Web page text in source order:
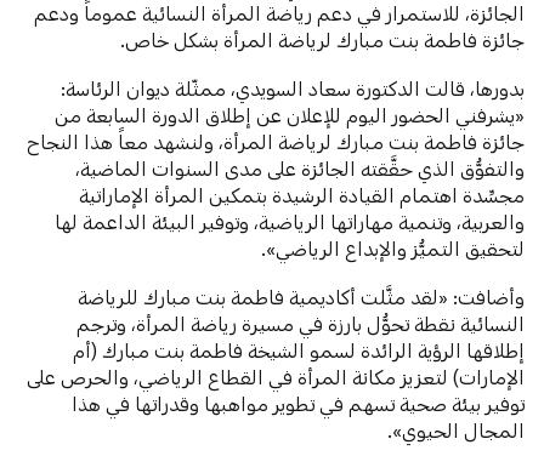
الجائزة، للاستمرار في دعم رياضة المرأة النسائية عموماً ودعم
جائزة فاطمة بنت مبارك لرياضة المرأة بشكل خاص.
بدورها، قالت الدكتورة سعاد السويدي، ممثّلة ديوان الرئاسة:
«يشرفني الحضور اليوم للإعلان عن إطلاق الدورة السابعة من
جائزة فاطمة بنت مبارك لرياضة المرأة، ولنشهد معاً هذا النجاح
والتفوُّق الذي حقَّقته الجائزة على مدى السنوات الماضية،
مجسِّدة اهتمام القيادة الرشيدة بتمكين المرأة الإماراتية
والعربية، وتنمية مهاراتها الرياضية، وتوفير البيئة الداعمة لها
لتحقيق التميُّز والإبداع الرياضي».
وأضافت: «لقد مثَّلت أكاديمية فاطمة بنت مبارك للرياضة
النسائية نقطة تحوُّل بارزة في مسيرة رياضة المرأة، وترجم
إطلاقها الرؤية الرائدة لسمو الشيخة فاطمة بنت مبارك (أم
الإمارات) لتعزيز مكانة المرأة في القطاع الرياضي، والحرص على
توفير بيئة صحية تسهم في تطوير مواهبها وقدراتها في هذا
المجال الحيوي».